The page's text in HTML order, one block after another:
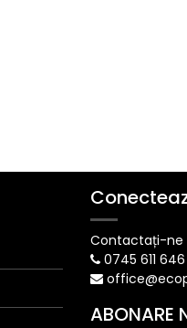
Contactați-ne
0745 611 646
ABONARE